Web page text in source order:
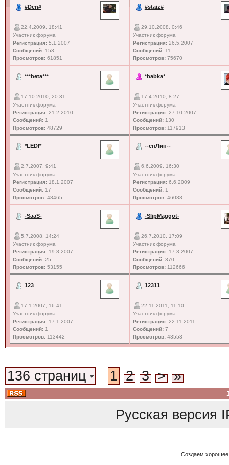
#Den#
22.4.2009, 18:41
Участник форума
Регистрация:5.1.2007
Сообщений:153
Просмотров:61851
#staiz#
29.10.2008, 0:46
Участник форума
Регистрация:26.5.2007
Сообщений:11
Просмотров:75670
***beta***
17.10.2010, 20:31
Участник форума
Регистрация:21.2.2010
Сообщений:1
Просмотров:48729
*babka*
17.4.2010, 8:27
Участник форума
Регистрация:27.10.2007
Сообщений:130
Просмотров:117913
*LEDI*
2.7.2007, 9:41
Участник форума
Регистрация:18.1.2007
Сообщений:17
Просмотров:48465
--спЛин--
6.6.2009, 16:30
Участник форума
Регистрация:6.6.2009
Сообщений:1
Просмотров:46038
-SaaS-
5.7.2008, 14:24
Участник форума
Регистрация:19.8.2007
Сообщений:25
Просмотров:53155
-SlipMaggot-
26.7.2010, 17:09
Участник форума
Регистрация:17.3.2007
Сообщений:370
Просмотров:112666
123
17.1.2007, 16:41
Участник форума
Регистрация:17.1.2007
Сообщений:1
Просмотров:113442
12311
22.11.2011, 11:10
Участник форума
Регистрация:22.11.2011
Сообщений:7
Просмотров:43553
136 страниц 1 2 3 > »
Русская версия
Создаем